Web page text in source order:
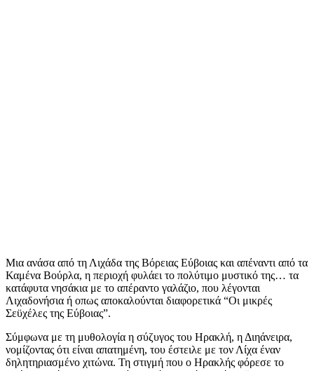
Μια ανάσα από τη Λιχάδα της Βόρειας Εύβοιας και απέναντι από τα
Καμένα Βούρλα, η περιοχή φυλάει το πολύτιμο μυστικό της… τα
κατάφυτα νησάκια με το απέραντο γαλάζιο, που λέγονται
Λιχαδονήσια ή οπως αποκαλούνται διαφορετικά “Οι μικρές
Σεϋχέλες της Εύβοιας”.
Σύμφωνα με τη μυθολογία η σύζυγος του Ηρακλή, η Διηάνειρα,
νομίζοντας ότι είναι απατημένη, του έστειλε με τον Λίχα έναν
δηλητηριασμένο χιτώνα. Τη στιγμή που ο Ηρακλής φόρεσε το